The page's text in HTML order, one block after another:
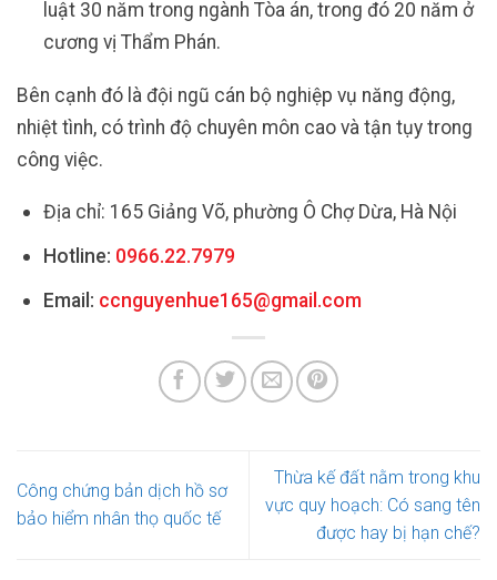
luật 30 năm trong ngành Tòa án, trong đó 20 năm ở
cương vị Thẩm Phán.
Bên cạnh đó là đội ngũ cán bộ nghiệp vụ năng động,
nhiệt tình, có trình độ chuyên môn cao và tận tụy trong
công việc.
Địa chỉ: 165 Giảng Võ, phường Ô Chợ Dừa, Hà Nội
Hotline: 0966.22.7979
Email: ccnguyenhue165@gmail.com
Công chứng bản dịch hồ sơ
bảo hiểm nhân thọ quốc tế
Thừa kế đất nằm trong khu
vực quy hoạch: Có sang tên
được hay bị hạn chế?